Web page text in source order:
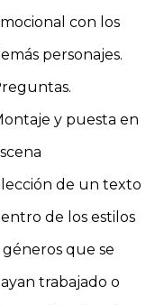
con los
personajes.
y puesta en
de un texto
de los estilos
géneros que se
trabajado o